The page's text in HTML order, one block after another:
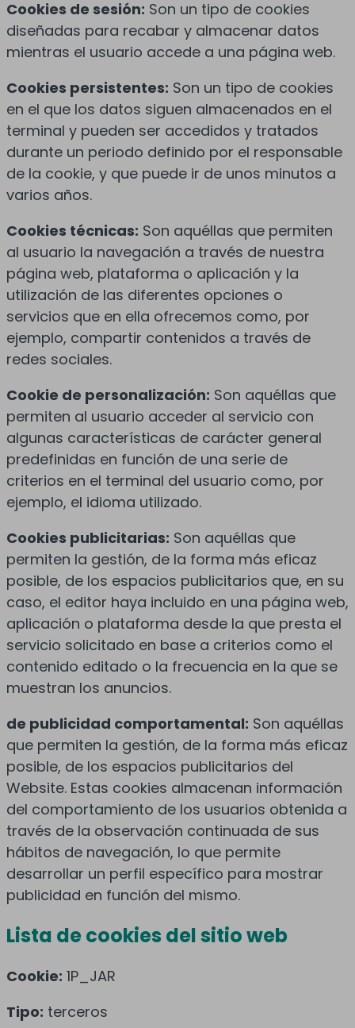
Cookies de sesión: Son un tipo de cookies
diseñadas para recabar y almacenar datos
mientras el usuario accede a una página web.
Cookies persistentes: Son un tipo de cookies
en el que los datos siguen almacenados en el
terminal y pueden ser accedidos y tratados
durante un periodo definido por el responsable
de la cookie, y que puede ir de unos minutos a
varios años.
Cookies técnicas: Son aquéllas que permiten
al usuario la navegación a través de nuestra
página web, plataforma o aplicación y la
utilización de las diferentes opciones o
servicios que en ella ofrecemos como, por
ejemplo, compartir contenidos a través de
redes sociales.
Cookie de personalización: Son aquéllas que
permiten al usuario acceder al servicio con
algunas características de carácter general
predefinidas en función de una serie de
criterios en el terminal del usuario como, por
ejemplo, el idioma utilizado.
Cookies publicitarias: Son aquéllas que
permiten la gestión, de la forma más eficaz
posible, de los espacios publicitarios que, en su
caso, el editor haya incluido en una página web,
aplicación o plataforma desde la que presta el
servicio solicitado en base a criterios como el
contenido editado o la frecuencia en la que se
muestran los anuncios.
de publicidad comportamental: Son aquéllas
que permiten la gestión, de la forma más eficaz
posible, de los espacios publicitarios del
Website. Estas cookies almacenan información
del comportamiento de los usuarios obtenida a
través de la observación continuada de sus
hábitos de navegación, lo que permite
desarrollar un perfil específico para mostrar
publicidad en función del mismo.
Lista de cookies del sitio web
Cookie: 1P_JAR
Tipo: terceros